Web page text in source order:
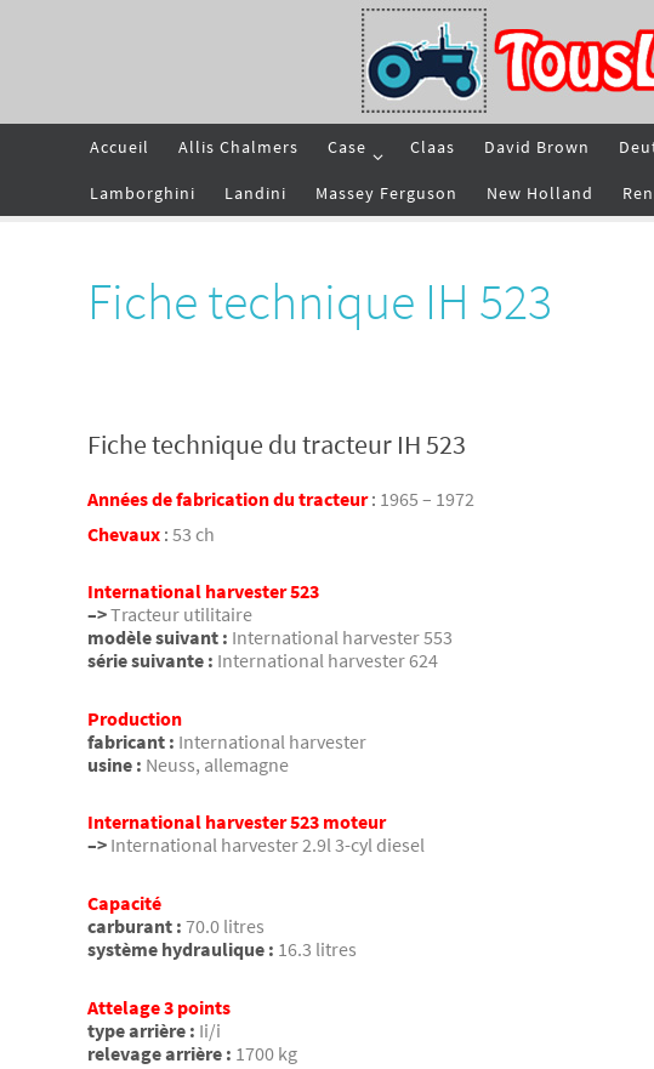
Accueil Allis Chalmers Case Claas David Brown
Lamborghini Landini Massey Ferguson New Holland
Fiche technique IH 523
Fiche technique du tracteur IH 523
Années de fabrication du tracteur: 1965 – 1972
Chevaux : 53 ch
International harvester 523
–>Tracteur utilitaire
modèle suivant : International harvester 553
série suivante : International harvester 624
Production
fabricant : International harvester
usine : Neuss, allemagne
International harvester 523 moteur
–> International harvester 2.9l 3-cyl diesel
Capacité
carburant : 70.0 litres
système hydraulique : 16.3 litres
Attelage 3 points
type arrière : Ii/i
relevage arrière : 1700 kg